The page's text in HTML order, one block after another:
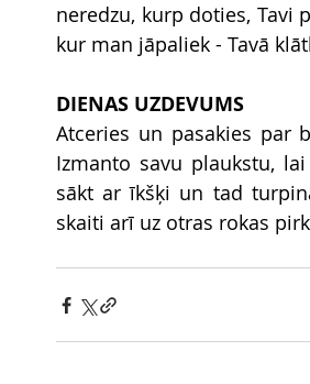
neredzu, kurp doties, Tavi
kur man jāpaliek - Tavā
DIENAS UZDEVUMS
Atceries un pasakies par
Izmanto savu plaukstu,
sākt ar īkšķi un tad
skaiti arī uz otras rokas